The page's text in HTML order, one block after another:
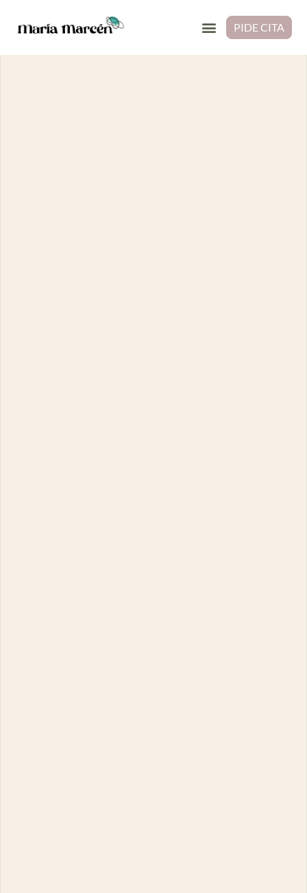
PIDE CITA